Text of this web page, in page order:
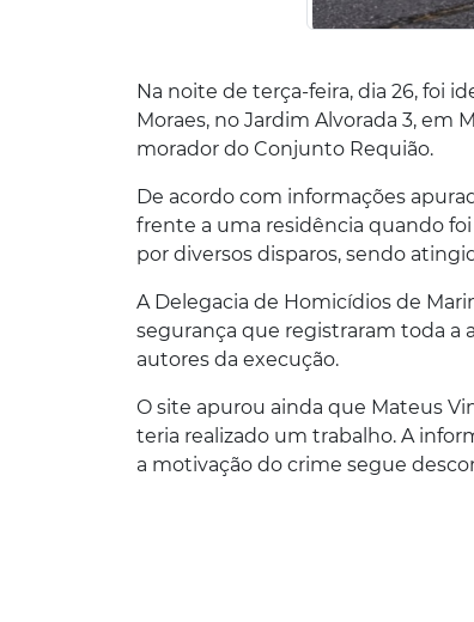
Na noite de terça-feira, dia 26, foi
Moraes, no Jardim Alvorada 3, em
morador do Conjunto Requião.
De acordo com informações
frente a uma residência quando
por diversos disparos, sendo
A Delegacia de Homicídios de
segurança que registraram toda a
autores da execução.
O site apurou ainda que Mateus
teria realizado um trabalho. A
a motivação do crime segue